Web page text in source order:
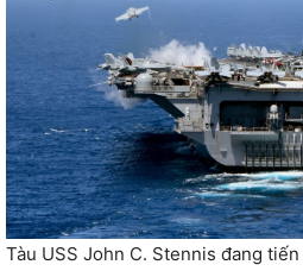
Tàu USS John C. Stennis đang